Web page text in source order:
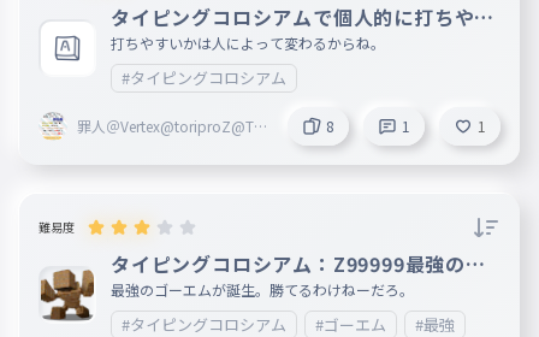
タイピングコロシアムで個人的に打ちやす
いと思った文章
打ちやすいかは人によって変わるからね。
#タイピングコロシアム
罪人＠Vertex@toriproZ@TA
8 1 1
難易度
タイピングコロシアム：Z99999最強のゴ
ーエム作ったから対戦！
最強のゴーエムが誕生。勝てるわけねーだろ。
#タイピングコロシアム #ゴーエム #最強